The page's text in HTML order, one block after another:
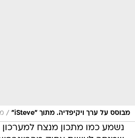
מבוסס על ערך ויקיפדיה. מתוך "iSteve" /
נשמע כמו מתכון מנצח למערכון